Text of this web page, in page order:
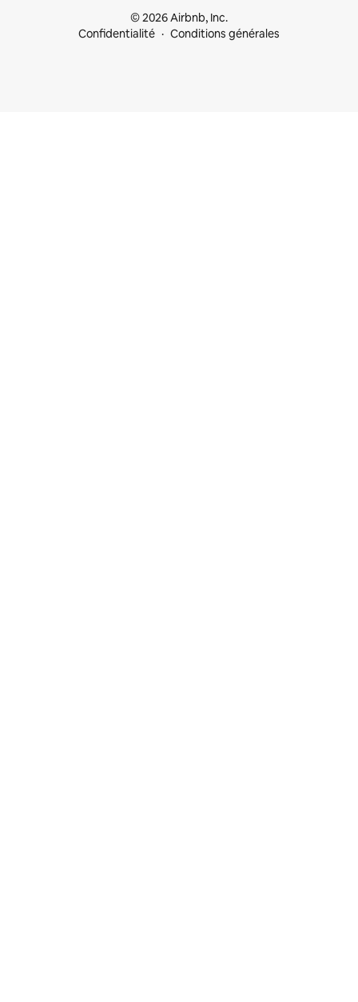
© 2026 Airbnb, Inc.
Confidentialité
Conditions générales